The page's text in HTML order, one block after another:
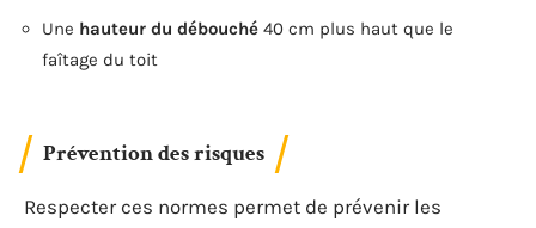
Une hauteur du débouché 40 cm plus haut que le
faîtage du toit
Prévention des risques
Respecter ces normes permet de prévenir les